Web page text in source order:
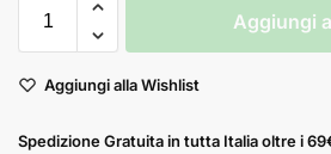
Aggiungi
Aggiungi alla Wishlist
Spedizione Gratuita in tutta Italia oltre i